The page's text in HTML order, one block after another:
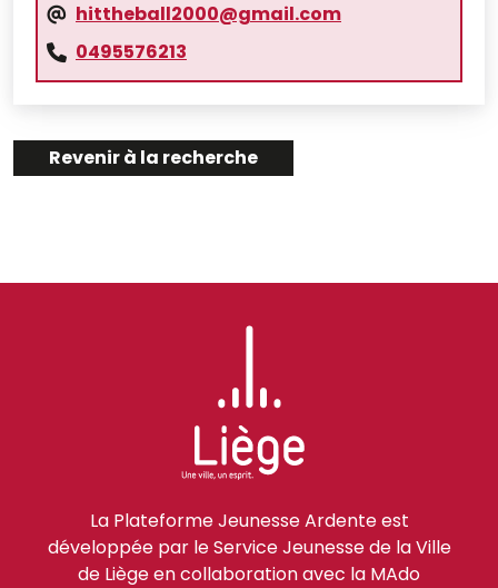
hittheball2000@gmail.com
0495576213
Revenir à la recherche
La Plateforme Jeunesse Ardente est
développée par le Service Jeunesse de la Ville
de Liège en collaboration avec la MAdo